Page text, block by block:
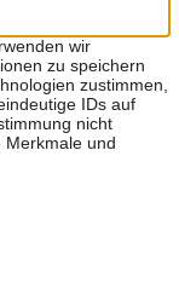
wir
zu speichern
zustimmen,
IDs auf
nicht
und